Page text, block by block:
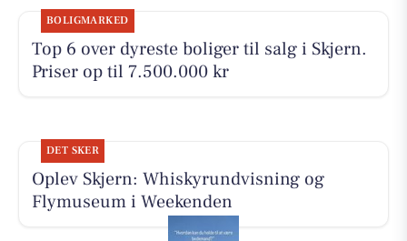
BOLIGMARKED
Top 6 over dyreste boliger til salg i Skjern.
Priser op til 7.500.000 kr
DET SKER
Oplev Skjern: Whiskyrundvisning og
Flymuseum i Weekenden